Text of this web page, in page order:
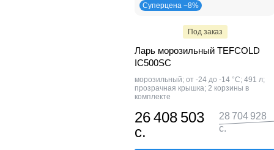
Суперцена −8%
Под заказ
Ларь морозильный TEFCOLD
IC500SC
морозильный; от -24 до -14 °С; 491 л;
прозрачная крышка; 2 корзины в
комплекте
26 408 503
с.
28 704 928
с.